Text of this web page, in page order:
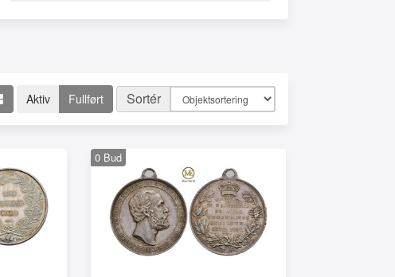
Aktiv Fullført Sortér
0 Bud